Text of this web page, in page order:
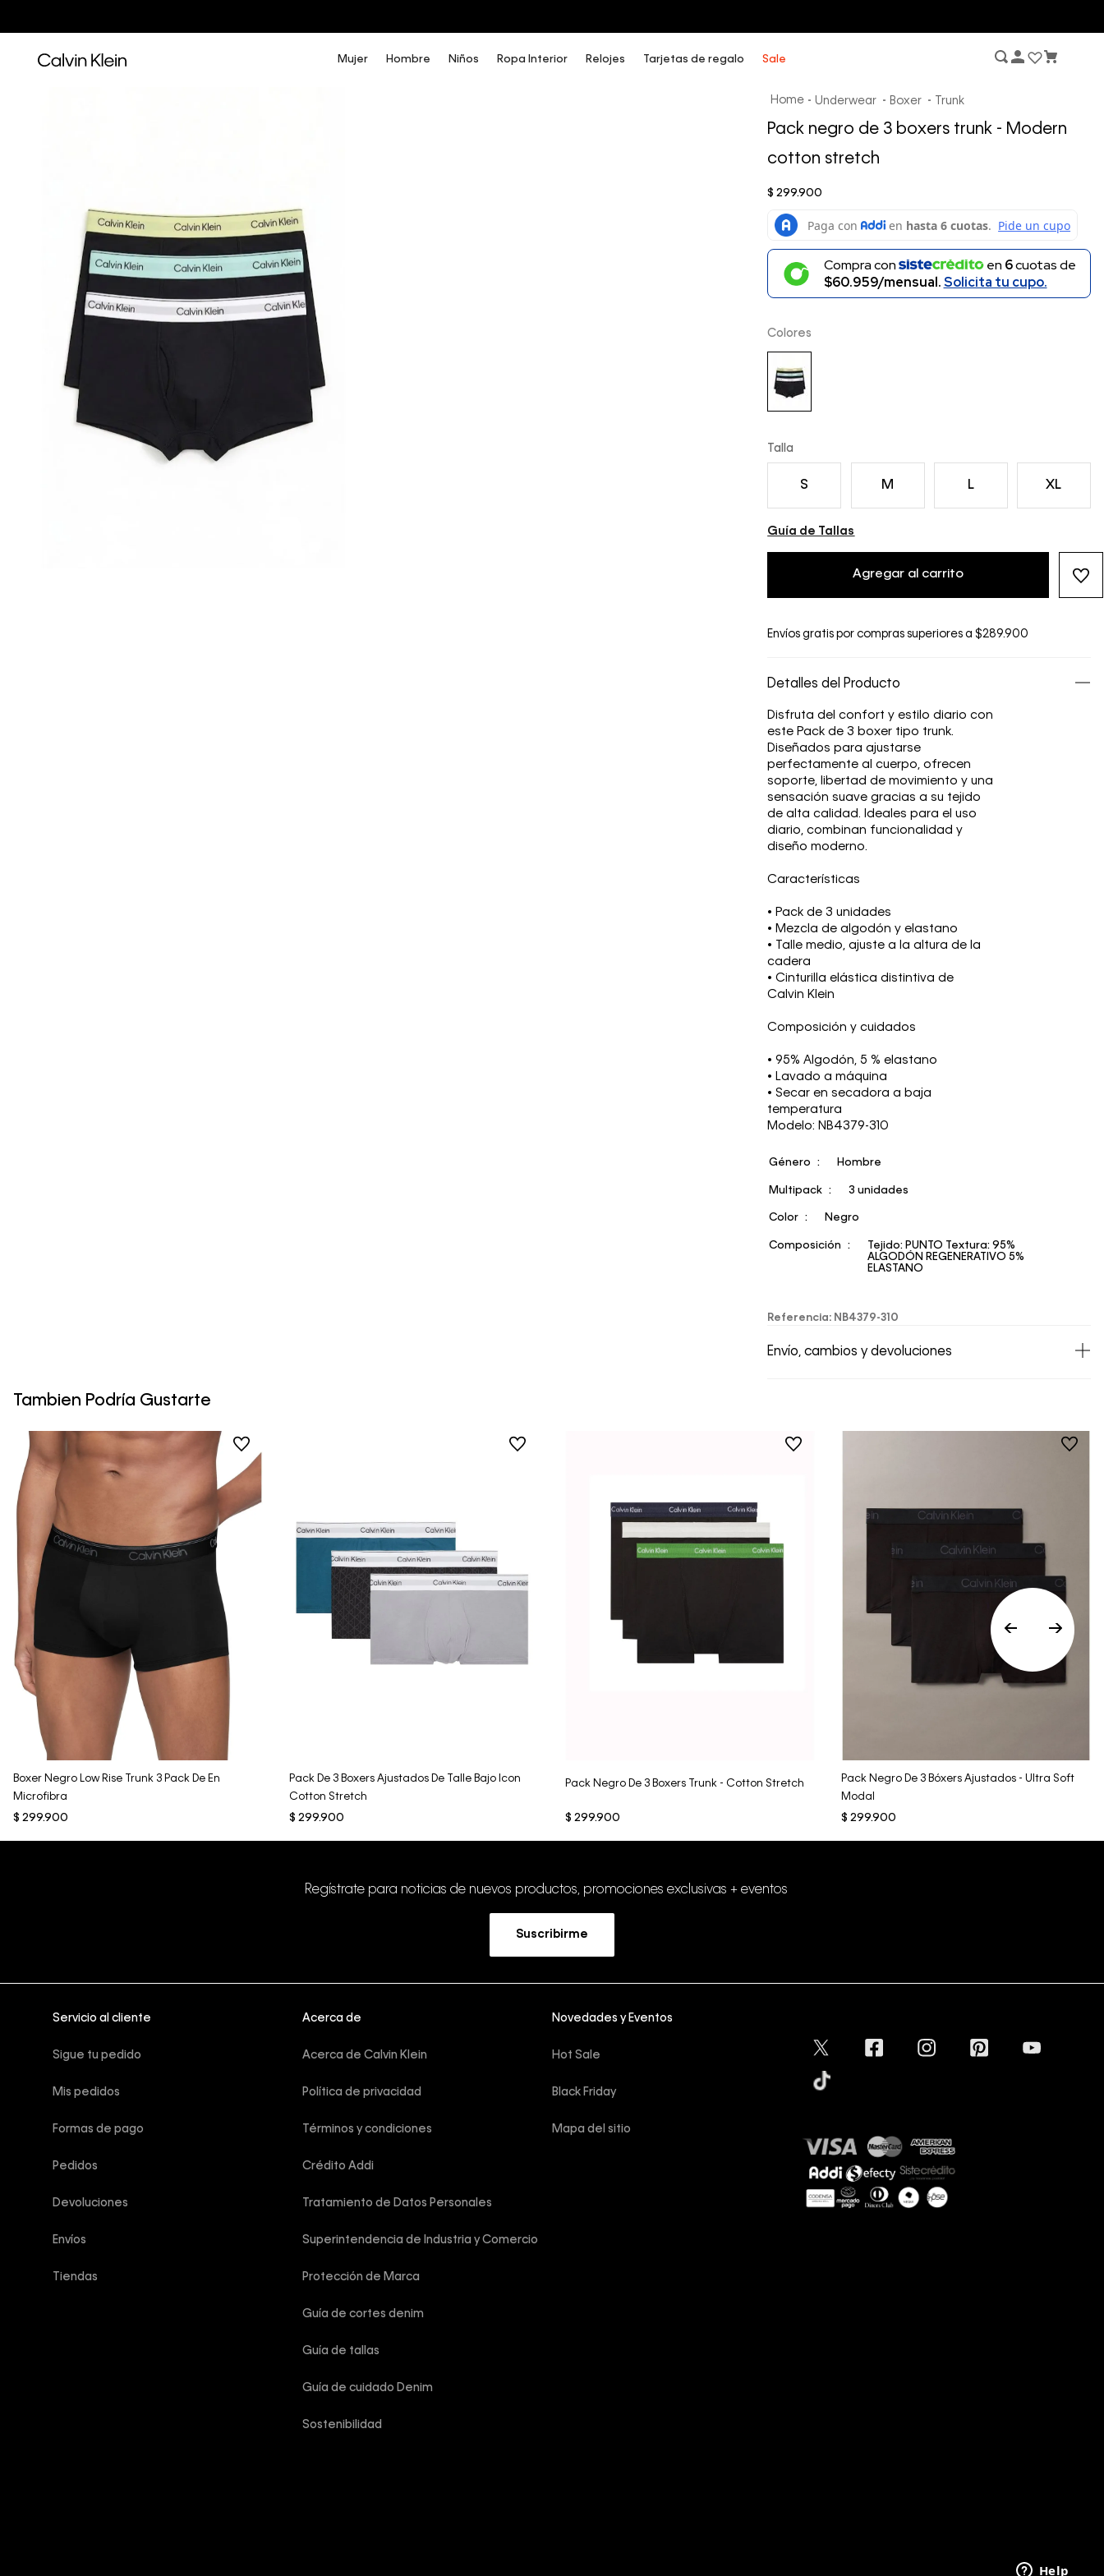
Mujer Hombre Niños Ropa Interior Relojes Tarjetas de regalo Sale
Underwear Boxer Trunk
Pack negro de 3 boxers trunk - Modern
cotton stretch
$ 299.900
Compra con en 6cuotas de
$60.959/mensual.Solicita tu cupo.
Colores
Talla
S M L XL
Guía de Tallas
Agregar al carrito
Envíos gratis por compras superiores a $289.900
Detalles del Producto
Disfruta del confort y estilo diario con
este Pack de 3 boxer tipo trunk.
Diseñados para ajustarse
perfectamente al cuerpo, ofrecen
soporte, libertad de movimiento y una
sensación suave gracias a su tejido
de alta calidad. Ideales para el uso
diario, combinan funcionalidad y
diseño moderno.
Características
• Pack de 3 unidades
• Mezcla de algodón y elastano
• Talle medio, ajuste a la altura de la
cadera
• Cinturilla elástica distintiva de
Calvin Klein
Composición y cuidados
• 95% Algodón, 5 % elastano
• Lavado a máquina
• Secar en secadora a baja
temperatura
Modelo: NB4379-310
Género Hombre
Multipack 3 unidades
Color Negro
Composición
Tejido: PUNTO Textura: 95%
ALGODÓN REGENERATIVO 5%
ELASTANO
Referencia: NB4379-310
Envío, cambios y devoluciones
devolver y cambiar en un período de 30 días
calendario tras la recepción.
devoluciones en ropa interior y trajes de
Tambien Podría Gustarte
Vista Rápida
Boxer Negro Low Rise Trunk 3 Pack De En
Microfibra
$ 299.900
Pack De 3 Boxers Ajustados De Talle Bajo Icon
Cotton Stretch
$ 299.900
Pack Negro De 3 Boxers Trunk - Cotton Stretch
$ 299.900
Pack Negro De 3 Bóxers Ajustados - Ultra Soft
Modal
$ 299.900
Regístrate para noticias de nuevos productos, promociones exclusivas + eventos
Suscribirme
Servicio al cliente
Sigue tu pedido
Mis pedidos
Formas de pago
Pedidos
Devoluciones
Envíos
Tiendas
Acerca de
Acerca de Calvin Klein
Política de privacidad
Términos y condiciones
Crédito Addi
Tratamiento de Datos Personales
Superintendencia de Industria y Comercio
Protección de Marca
Guía de cortes denim
Guía de tallas
Guía de cuidado Denim
Sostenibilidad
Novedades y Eventos
Hot Sale
Black Friday
Mapa del sitio